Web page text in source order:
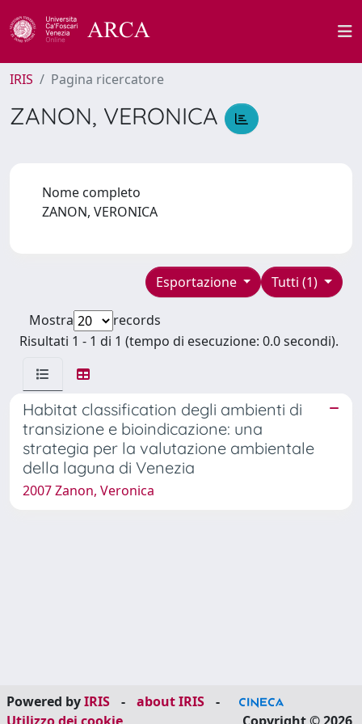
IRIS Pagina ricercatore
ZANON, VERONICA
Nome completo
ZANON, VERONICA
Tutti (1)
Esportazione
Mostra
records
Risultati 1 - 1 di 1 (tempo di esecuzione: 0.0 secondi).
Habitat classification degli ambienti di
transizione e bioindicazione: una
strategia per la valutazione ambientale
della laguna di Venezia
2007 Zanon, Veronica
Powered byIRIS - about IRIS
-